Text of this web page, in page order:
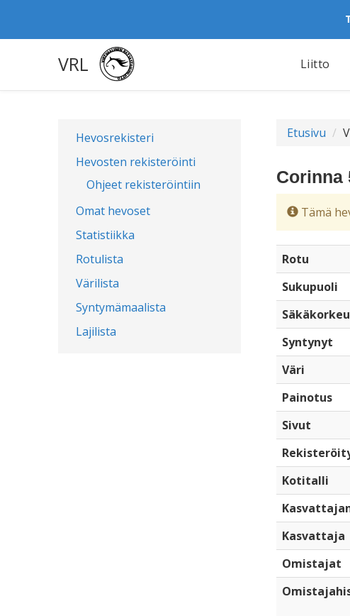
VRL Liitto
Hevosrekisteri
Hevosten rekisteröinti
Ohjeet rekisteröintiin
Omat hevoset
Statistiikka
Rotulista
Värilista
Syntymämaalista
Lajilista
Etusivu
Corinna
Tämä
Rotu
Sukupuoli
Syntynyt
Väri
Painotus
Sivut
Kotitalli
Kasvattaja
Omistajat